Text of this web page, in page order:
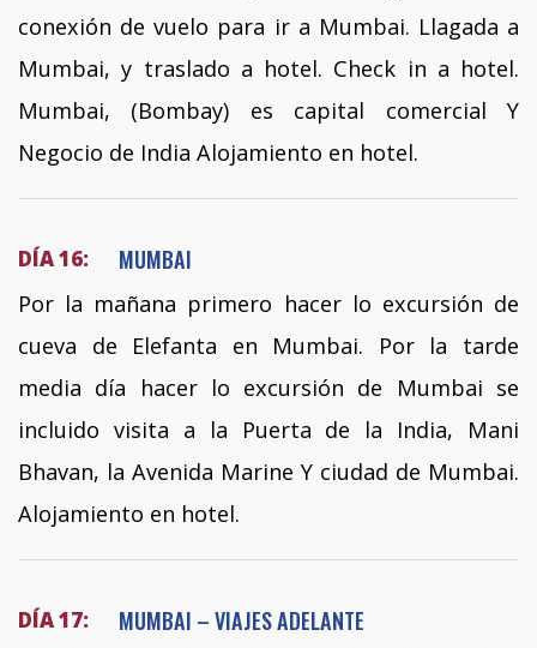
conexión de vuelo para ir a Mumbai. Llagada a
Mumbai, y traslado a hotel. Check in a hotel.
Mumbai, (Bombay) es capital comercial Y
Negocio de India Alojamiento en hotel.
DÍA 16: MUMBAI
Por la mañana primero hacer lo excursión de
cueva de Elefanta en Mumbai. Por la tarde
media día hacer lo excursión de Mumbai se
incluido visita a la Puerta de la India, Mani
Bhavan, la Avenida Marine Y ciudad de Mumbai.
Alojamiento en hotel.
DÍA 17: MUMBAI – VIAJES ADELANTE